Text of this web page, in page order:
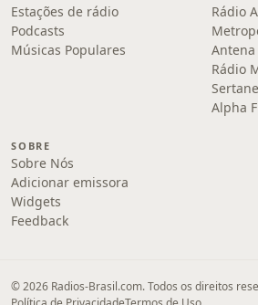
Estações de rádio
Podcasts
Músicas Populares
Rádio
Antena
Rádio
Alpha
SOBRE
Sobre Nós
Adicionar emissora
Widgets
Feedback
© 2026 Radios-Brasil.com. Todos os direitos